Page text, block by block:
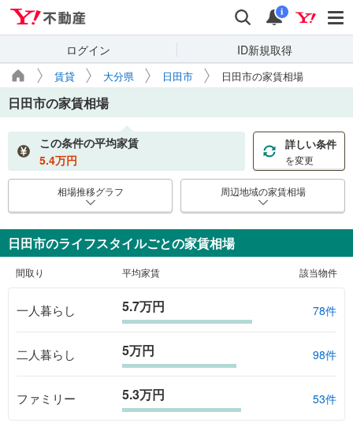
検索 通知
i
ログイン ID新規取得
賃貸 大分県 日田市 日田市の家賃相場
日田市の家賃相場
この条件の平均家賃
5.4万円
詳しい条件
を変更
相場推移グラフ 周辺地域の家賃相場
日田市のライフスタイルごとの家賃相場
間取り 平均家賃 該当物件
一人暮らし 5.7万円 78件
二人暮らし 5万円 98件
ファミリー 5.3万円 53件